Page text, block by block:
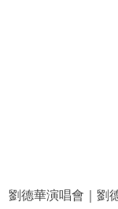
劉德華演唱會｜劉